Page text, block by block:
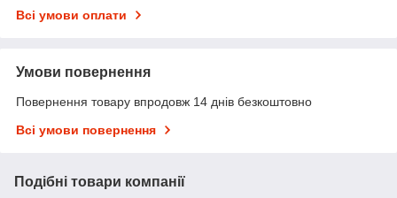
Всі умови оплати
Умови повернення
Повернення товару впродовж 14 днів безкоштовно
Всі умови повернення
Подібні товари компанії